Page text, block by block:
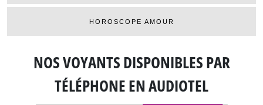
HOROSCOPE AMOUR
NOS VOYANTS DISPONIBLESPAR
TÉLÉPHONE EN AUDIOTEL